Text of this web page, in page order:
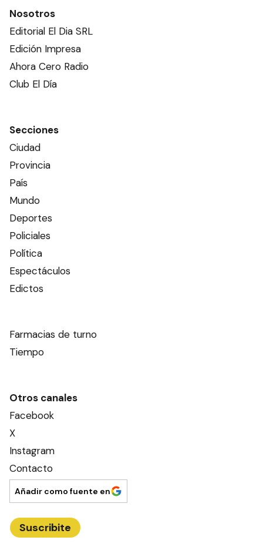
Nosotros
Editorial El Dia SRL
Edición Impresa
Ahora Cero Radio
Club El Día
Secciones
Ciudad
Provincia
País
Mundo
Deportes
Policiales
Política
Espectáculos
Edictos
Farmacias de turno
Tiempo
Otros canales
Facebook
X
Instagram
Contacto
Añadir como fuente en
Suscribite